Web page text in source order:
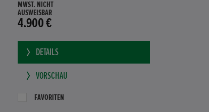
MWST. NICHT
AUSWEISBAR
4.900 €
DETAILS
VORSCHAU
FAVORITEN